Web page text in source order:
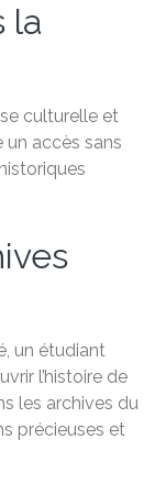
la
culturelle et
un accès sans
un étudiant
l’histoire de
les archives du
précieuses et